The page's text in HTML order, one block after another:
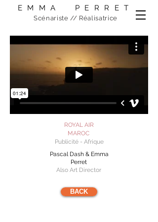
​EMMA PERRET
Scénariste // Réalisatrice
ROYAL AIR
MAROC
Publicité - Afrique
Pascal Dash & Emma
Perret
Also Art Director
BACK